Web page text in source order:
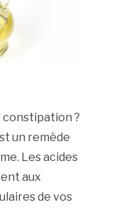
constipation ?
un remède
Les acides
aux
de vos